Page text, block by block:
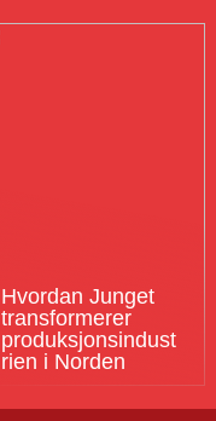
Hvordan Junget
transformerer
produksjonsindust
rien i Norden